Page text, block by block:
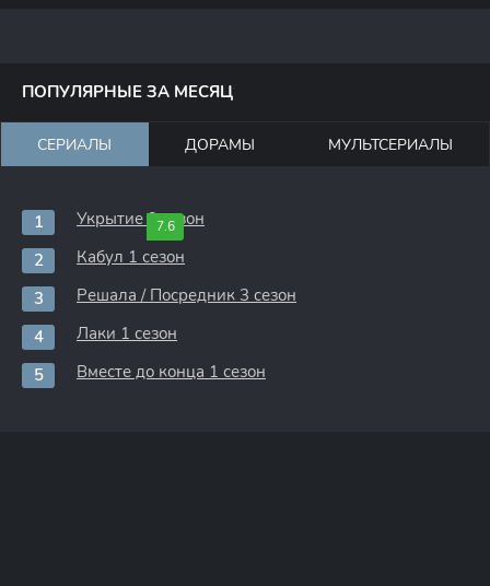
ПОПУЛЯРНЫЕ ЗА МЕСЯЦ
СЕРИАЛЫ ДОРАМЫ МУЛЬТСЕРИАЛЫ
7.6
Укрытие 3 сезон
Кабул 1 сезон
Решала / Посредник 3 сезон
Лаки 1 сезон
Вместе до конца 1 сезон